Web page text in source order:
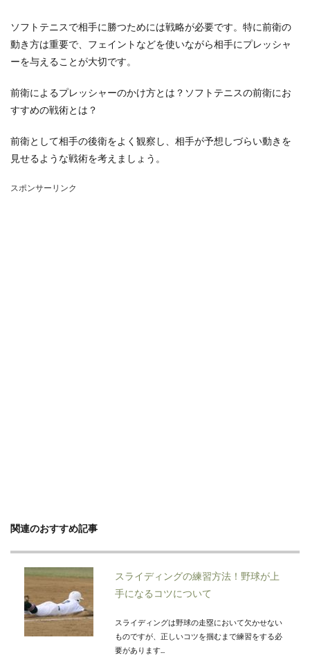
ソフトテニスで相手に勝つためには戦略が必要です。特に前衛の
動き方は重要で、フェイントなどを使いながら相手にプレッシャ
ーを与えることが大切です。
前衛によるプレッシャーのかけ方とは？ソフトテニスの前衛にお
すすめの戦術とは？
前衛として相手の後衛をよく観察し、相手が予想しづらい動きを
見せるような戦術を考えましょう。
スポンサーリンク
関連のおすすめ記事
スライディングの練習方法！野球が上
手になるコツについて
スライディングは野球の走塁において欠かせない
ものですが、正しいコツを掴むまで練習をする必
要があります...